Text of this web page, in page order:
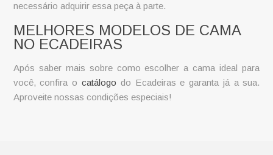
necessário adquirir essa peça à parte.
MELHORES MODELOS DE CAMA
NO ECADEIRAS
Após saber mais sobre como escolher a cama ideal para
você, confira o catálogo do Ecadeiras e garanta já a sua.
Aproveite nossas condições especiais!